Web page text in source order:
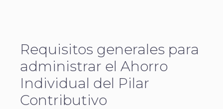
Requisitos generales para
administrar el Ahorro
Individual del Pilar
Contributivo